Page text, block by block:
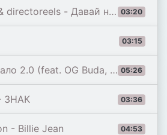
03:20
- Давай на самый верх
03:15
05:26
Мэйби Бэйби, Baby Cute, Дора, madk1d & тёмный принц)
03:36
ЗНАК
04:53
- Billie Jean